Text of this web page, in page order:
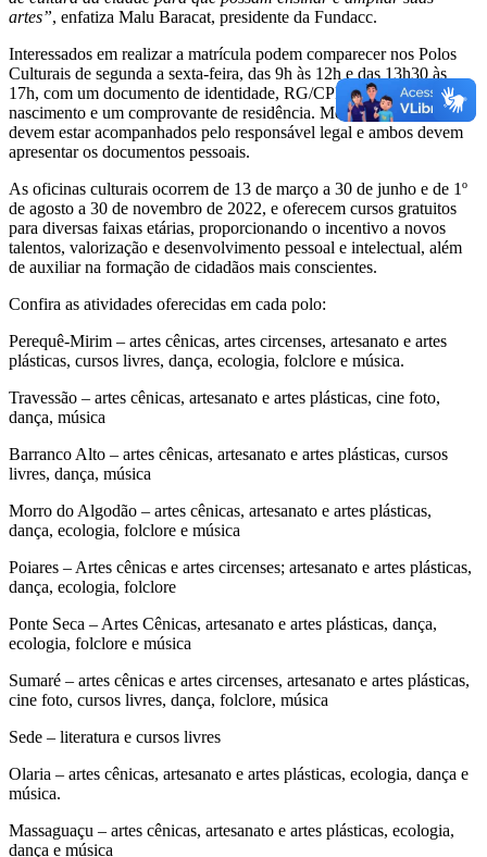
artes”, enfatiza Malu Baracat, presidente da Fundacc.
Interessados em realizar a matrícula podem comparecer nos Polos
Culturais de segunda a sexta-feira, das 9h às 12h e das 13h30 às
17h, com um documento de identidade, RG/CPF ou certidão de
nascimento e um comprovante de residência. Menores de 18 anos
devem estar acompanhados pelo responsável legal e ambos devem
apresentar os documentos pessoais.
As oficinas culturais ocorrem de 13 de março a 30 de junho e de 1º
de agosto a 30 de novembro de 2022, e oferecem cursos gratuitos
para diversas faixas etárias, proporcionando o incentivo a novos
talentos, valorização e desenvolvimento pessoal e intelectual, além
de auxiliar na formação de cidadãos mais conscientes.
Confira as atividades oferecidas em cada polo:
Perequê-Mirim – artes cênicas, artes circenses, artesanato e artes
plásticas, cursos livres, dança, ecologia, folclore e música.
Travessão – artes cênicas, artesanato e artes plásticas, cine foto,
dança, música
Barranco Alto – artes cênicas, artesanato e artes plásticas, cursos
livres, dança, música
Morro do Algodão – artes cênicas, artesanato e artes plásticas,
dança, ecologia, folclore e música
Poiares – Artes cênicas e artes circenses; artesanato e artes plásticas,
dança, ecologia, folclore
Ponte Seca – Artes Cênicas, artesanato e artes plásticas, dança,
ecologia, folclore e música
Sumaré – artes cênicas e artes circenses, artesanato e artes plásticas,
cine foto, cursos livres, dança, folclore, música
Sede – literatura e cursos livres
Olaria – artes cênicas, artesanato e artes plásticas, ecologia, dança e
música.
Massaguaçu – artes cênicas, artesanato e artes plásticas, ecologia,
dança e música